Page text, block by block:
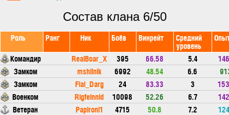
Состав клана 6/50
Роль Ранг Ник Боёв Винрейт Средний
уровень
Командир
RealBoar_X 395 66.58 5.4
Замком
mshilnik 6992 48.54 6.6
Замком
Fial_Darg 24 83.33 3
Военком
Rigfeinnid 10098 52.26 6.7
Ветеран
Papironi1 4715 50.8 7.2